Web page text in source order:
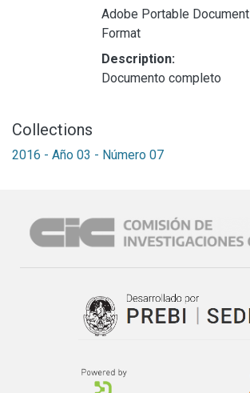
Adobe Portable Document
Format
Description:
Documento completo
Collections
2016 - Año 03 - Número 07